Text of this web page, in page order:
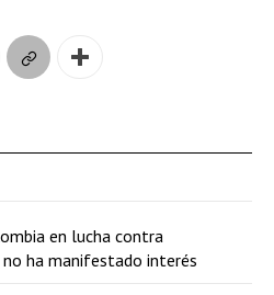
en lucha contra
ha manifestado interés